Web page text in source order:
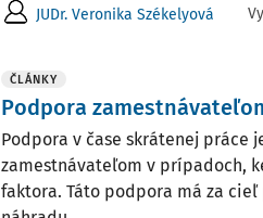
JUDr. Veronika Székelyová
ČLÁNKY
Podpora
Podpora v čase skrátenej práce
zamestnávateľom v prípadoch,
faktora. Táto podpora má za